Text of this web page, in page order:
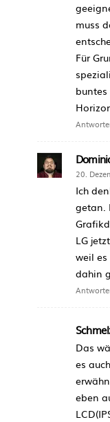
muss
Für
20.
Ich
getan.
LG
weil
dahin
Das
es
eben